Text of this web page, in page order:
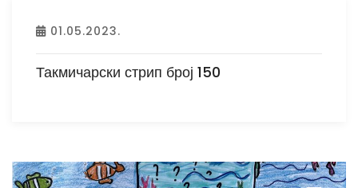
01.05.2023.
Такмичарски стрип број 150